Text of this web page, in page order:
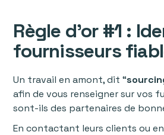
Règle d’or #1 :
fournisseurs
Un travail en amont, dit “
afin de vous renseigner sur vos
sont-ils des partenaires de
En contactant leurs clients ou